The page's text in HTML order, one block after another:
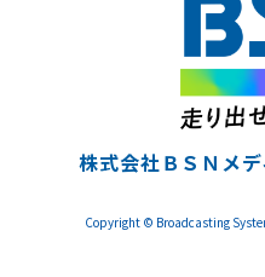
株式会社ＢＳＮメ
Copyright © Broadcasting